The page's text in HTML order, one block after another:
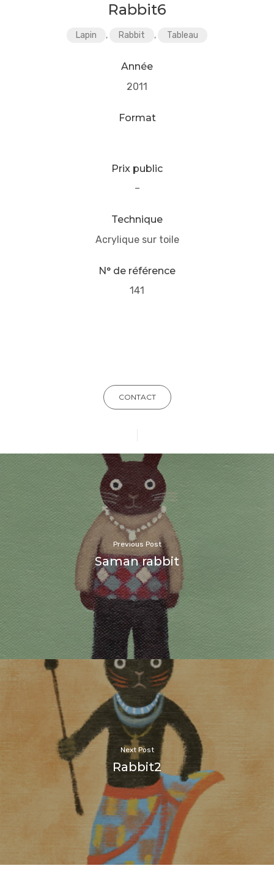
Rabbit6
Lapin , Rabbit , Tableau
Année
2011
Format
Prix public
–
Technique
Acrylique sur toile
N° de référence
141
CONTACT
Previous Post
Saman rabbit
Next Post
Rabbit2